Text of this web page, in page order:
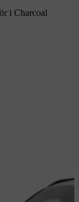
i Charcoal